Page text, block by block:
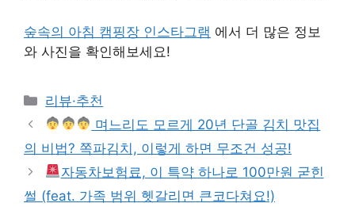
숲속의 아침 캠핑장 인스타그램 에서 더 많은 정보
와 사진을 확인해보세요!
Categories
리뷰·추천
며느리도 모르게 20년 단골 김치 맛집
의 비법? 쪽파김치, 이렇게 하면 무조건 성공!
자동차보험료, 이 특약 하나로 100만원 굳힌
썰 (feat. 가족 범위 헷갈리면 큰코다쳐요!)